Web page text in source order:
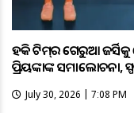
ହକି ଟିମ୍‌ର ଗେରୁଆ ଜର୍ସିକୁ
ପ୍ରିୟଙ୍କାଙ୍କ ସମାଲୋଚନା,
July 30, 2026 | 7:08 PM